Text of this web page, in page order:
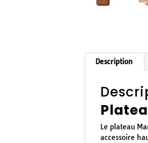
Description
Le plateau
accessoire